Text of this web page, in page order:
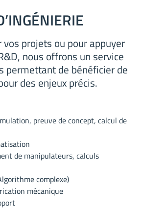
projets ou pour appuyer
nous offrons un service
permettant de bénéficier de
des enjeux précis.
preuve de concept, calcul de
de manipulateurs, calculs
complexe)
mécanique